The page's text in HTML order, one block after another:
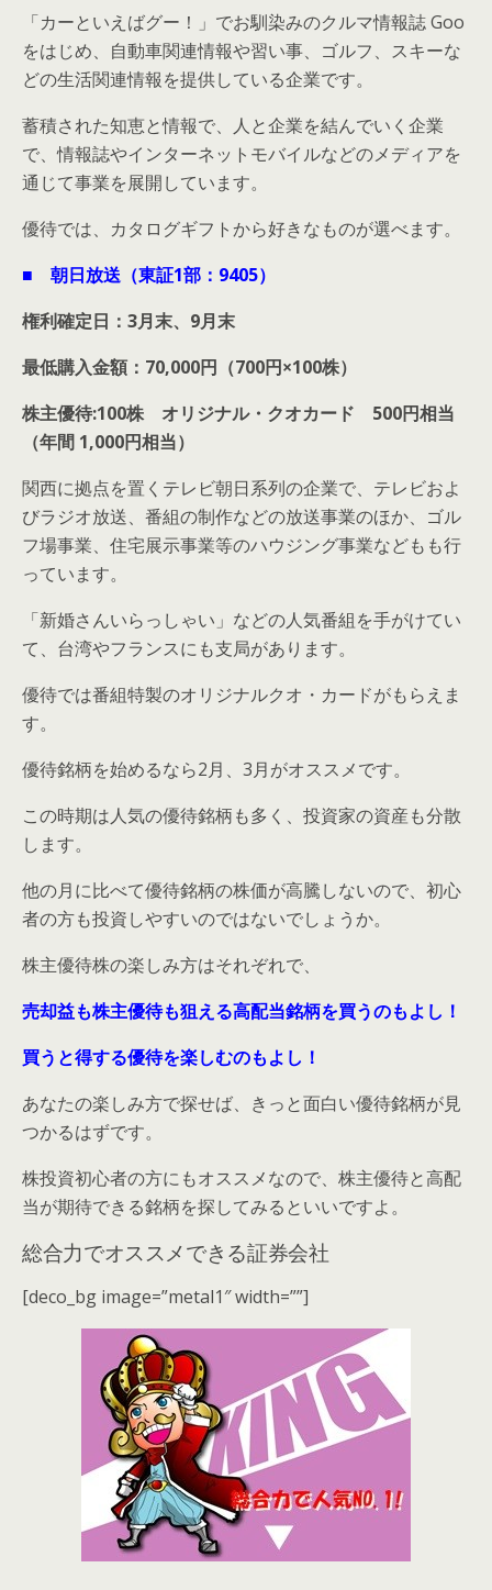
「カーといえばグー！」でお馴染みのクルマ情報誌 Goo
をはじめ、自動車関連情報や習い事、ゴルフ、スキーな
どの生活関連情報を提供している企業です。
蓄積された知恵と情報で、人と企業を結んでいく企業
で、情報誌やインターネットモバイルなどのメディアを
通じて事業を展開しています。
優待では、カタログギフトから好きなものが選べます。
■ 朝日放送（東証1部：9405）
権利確定日：3月末、9月末
最低購入金額：70,000円（700円×100株）
株主優待:100株 オリジナル・クオカード 500円相当
（年間 1,000円相当）
関西に拠点を置くテレビ朝日系列の企業で、テレビおよ
びラジオ放送、番組の制作などの放送事業のほか、ゴル
フ場事業、住宅展示事業等のハウジング事業などもも行
っています。
「新婚さんいらっしゃい」などの人気番組を手がけてい
て、台湾やフランスにも支局があります。
優待では番組特製のオリジナルクオ・カードがもらえま
す。
優待銘柄を始めるなら2月、3月がオススメです。
この時期は人気の優待銘柄も多く、投資家の資産も分散
します。
他の月に比べて優待銘柄の株価が高騰しないので、初心
者の方も投資しやすいのではないでしょうか。
株主優待株の楽しみ方はそれぞれで、
売却益も株主優待も狙える高配当銘柄を買うのもよし！
買うと得する優待を楽しむのもよし！
あなたの楽しみ方で探せば、きっと面白い優待銘柄が見
つかるはずです。
株投資初心者の方にもオススメなので、株主優待と高配
当が期待できる銘柄を探してみるといいですよ。
総合力でオススメできる証券会社
[deco_bg image=”metal1″ width=””]